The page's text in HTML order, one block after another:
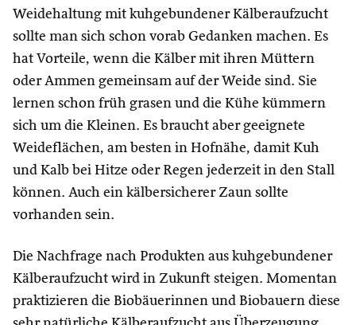
Weidehaltung mit kuhgebundener Kälberaufzucht
sollte man sich schon vorab Gedanken machen. Es
hat Vorteile, wenn die Kälber mit ihren Müttern
oder Ammen gemeinsam auf der Weide sind. Sie
lernen schon früh grasen und die Kühe kümmern
sich um die Kleinen. Es braucht aber geeignete
Weideflächen, am besten in Hofnähe, damit Kuh
und Kalb bei Hitze oder Regen jederzeit in den Stall
können. Auch ein kälbersicherer Zaun sollte
vorhanden sein.
Die Nachfrage nach Produkten aus kuhgebundener
Kälberaufzucht wird in Zukunft steigen. Momentan
praktizieren die Biobäuerinnen und Biobauern diese